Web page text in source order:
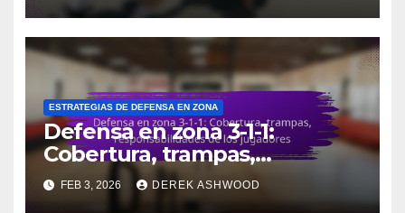
ESTRATEGIAS DE DEFENSA EN ZONA
Defensa en zona 3-1-1:
Cobertura, trampas,
responsabilidades de los
jugadores
FEB 3, 2026 DEREK ASHWOOD